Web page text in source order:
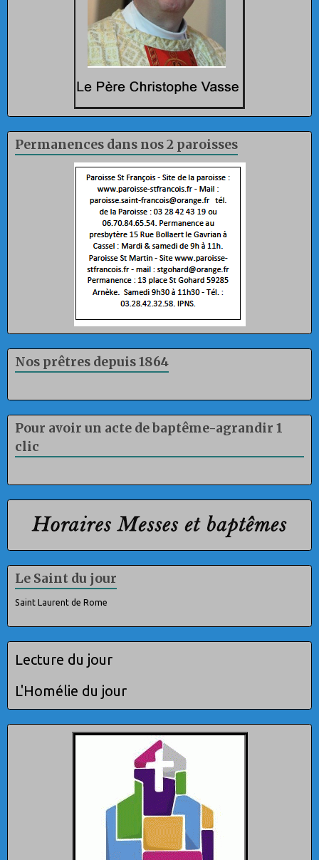
Permanences dans nos 2 paroisses
Nos prêtres depuis 1864
Pour avoir un acte de baptême-agrandir 1
clic
Le Saint du jour
Saint Laurent de Rome
Lecture du jour
L'Homélie du jour